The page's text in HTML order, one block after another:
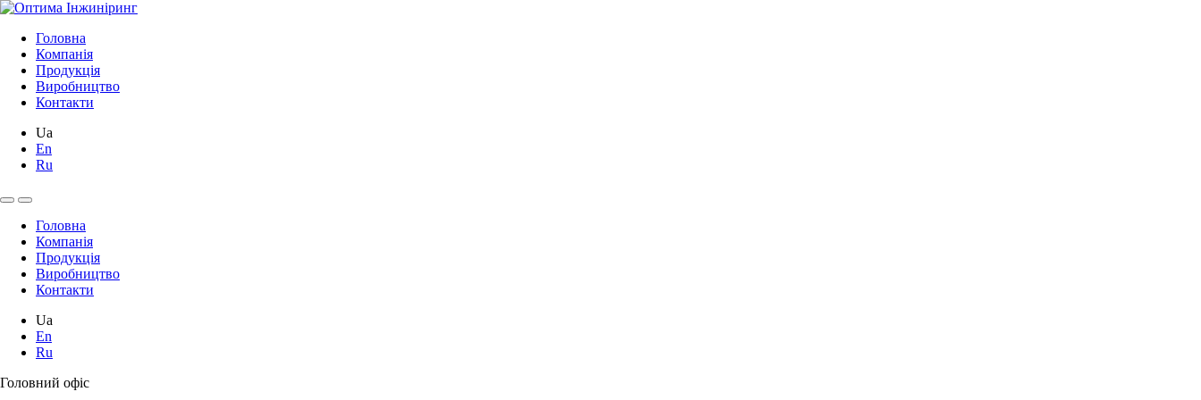
Головна
Компанія
Продукція
Виробництво
Контакти
Ua
En
Ru
Головна
Компанія
Продукція
Виробництво
Контакти
Ua
En
Ru
Головний офіс